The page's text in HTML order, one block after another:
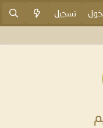
تسجيل